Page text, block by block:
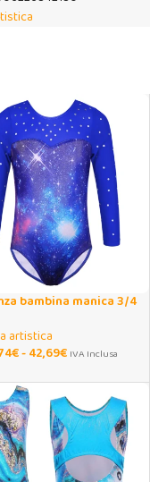
bambina manica 3/4
artistica
€-42,69€ IVA Inclusa